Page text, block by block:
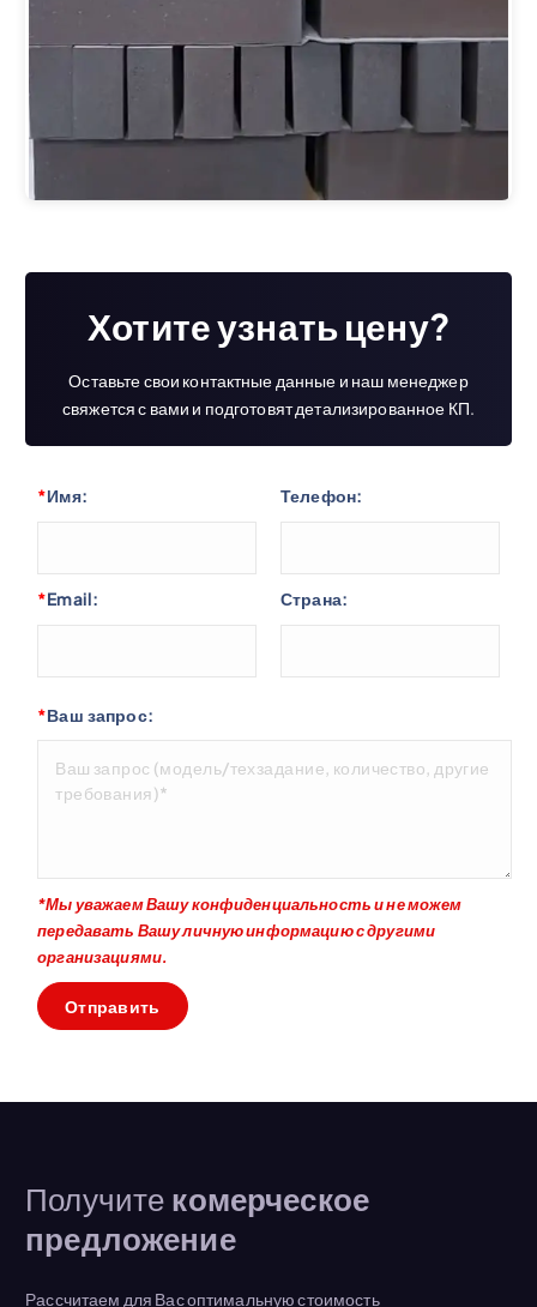
Хотите узнать цену?
Оставьте свои контактные данные и наш менеджер
свяжется с вами и подготовят детализированное КП.
*Имя:
*Email:
Телефон:
Страна:
*Ваш запрос:
*Мы уважаем Вашу конфиденциальность и не можем
передавать Вашу личную информацию с другими
организациями.
Получите комерческое
предложение
Рассчитаем для Вас оптимальную стоимость